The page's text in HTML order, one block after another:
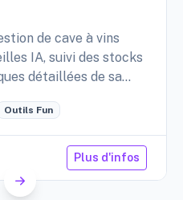
de cave à vins
IA, suivi des stocks
détaillées de sa
Outils Fun
Plus d'infos